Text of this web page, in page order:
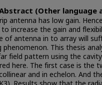
(Other language
antenna has low gain.
increase the gain and
of antenna in to array will
phenomenon. This thesis
field pattern using the
here. The first case is the
and in echelon. And